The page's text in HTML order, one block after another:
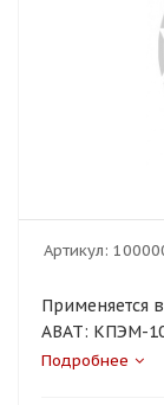
Артикул:
Применяется
ABAT: КПЭМ-
Подробнее